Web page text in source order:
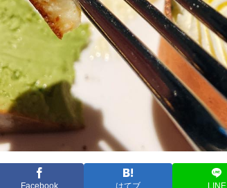
Facebook はてブ LINE